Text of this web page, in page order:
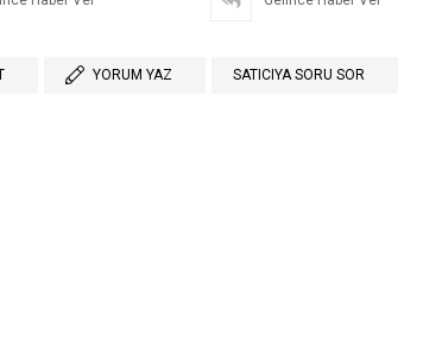
YORUM YAZ SATICIYA SORU SOR